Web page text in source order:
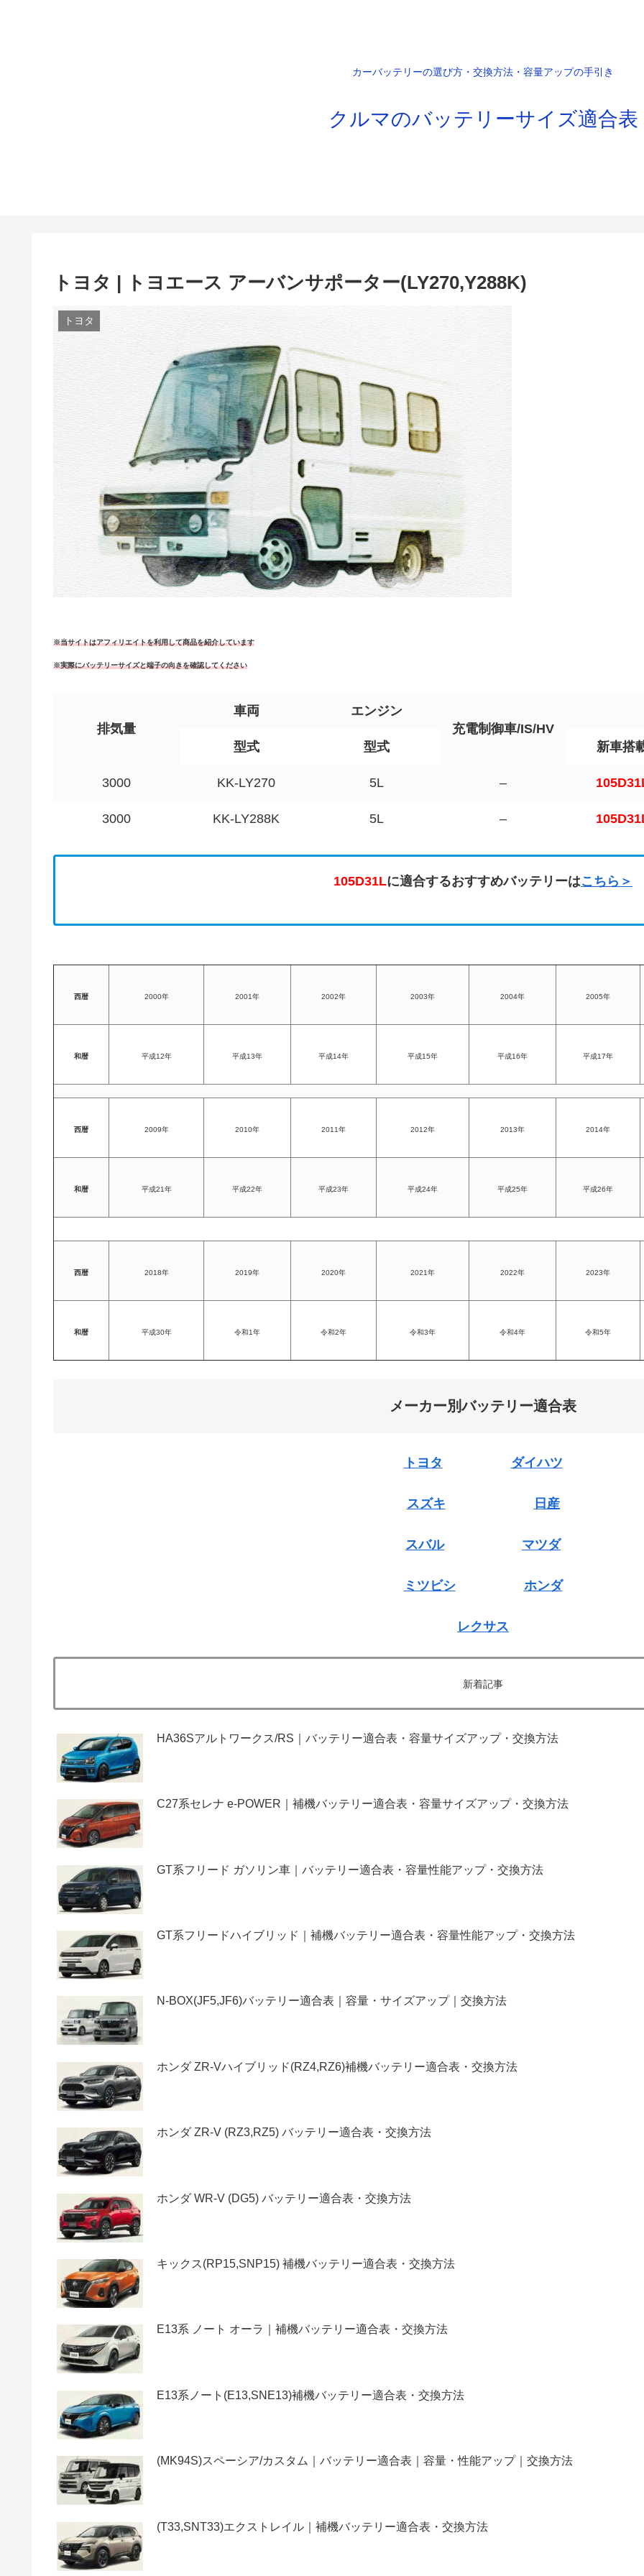
カーバッテリーの選び方・交換方法・容量アップの手引き
クルマのバッテリーサイズ適合表
トヨタ | トヨエース アーバンサポーター(LY270,Y288K)
トヨタ
※当サイトはアフィリエイトを利用して商品を紹介しています
※実際にバッテリーサイズと端子の向きを確認してください
排気量
車両
エンジン
充電制御車/IS/HV
型式 型式 新車搭
3000 KK-LY270 5L –
3000 KK-LY288K 5L –
105D31Lに適合するおすすめバッテリーはこちら＞
西暦 2000年 2001年 2002年 2003年 2004年 2005年
和暦 平成12年 平成13年 平成14年 平成15年 平成16年 平成17年
西暦 2009年 2010年 2011年 2012年 2013年 2014年
和暦 平成21年 平成22年 平成23年 平成24年 平成25年 平成26年
西暦 2018年 2019年 2020年 2021年 2022年 2023年
和暦 平成30年 令和1年 令和2年 令和3年 令和4年 令和5年
メーカー別バッテリー適合表
トヨタ ダイハツ
スズキ 日産
スバル マツダ
ミツビシ ホンダ
レクサス
新着記事
HA36Sアルトワークス/RS｜バッテリー適合表・容量サイズアップ・交換方法
C27系セレナ e-POWER｜補機バッテリー適合表・容量サイズアップ・交換方法
GT系フリード ガソリン車｜バッテリー適合表・容量性能アップ・交換方法
GT系フリードハイブリッド｜補機バッテリー適合表・容量性能アップ・交換方法
N-BOX(JF5,JF6)バッテリー適合表｜容量・サイズアップ｜交換方法
ホンダ ZR-Vハイブリッド(RZ4,RZ6)補機バッテリー適合表・交換方法
ホンダ ZR-V (RZ3,RZ5) バッテリー適合表・交換方法
ホンダ WR-V (DG5) バッテリー適合表・交換方法
キックス(RP15,SNP15) 補機バッテリー適合表・交換方法
E13系 ノート オーラ｜補機バッテリー適合表・交換方法
E13系ノート(E13,SNE13)補機バッテリー適合表・交換方法
(MK94S)スペーシア/カスタム｜バッテリー適合表｜容量・性能アップ｜交換方法
(T33,SNT33)エクストレイル｜補機バッテリー適合表・交換方法